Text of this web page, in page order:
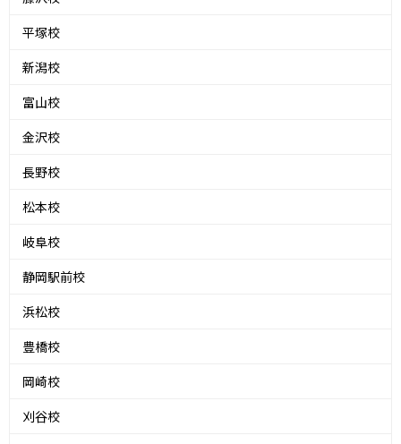
平塚校
新潟校
富山校
金沢校
長野校
松本校
岐阜校
静岡駅前校
浜松校
豊橋校
岡崎校
刈谷校